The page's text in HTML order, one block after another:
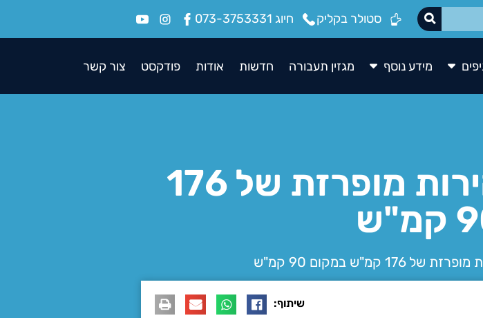
סטולר בקליק חיוג 073-3753331
מידע נוסף מגזין תעבורה חדשות אודות פודקסט צור קשר
זיכוי מעבירה של נהיגה במהירות מופרזת של 176
קמ"ש במקום 90 קמ"ש
שיתוף: